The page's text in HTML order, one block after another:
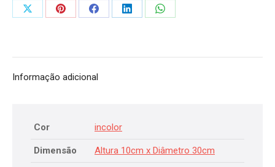
CompartilharCompartilharCompartilharCompartilharCompartilhar
Informação adicional
Cor incolor
Dimensão Altura 10cm x Diâmetro 30cm